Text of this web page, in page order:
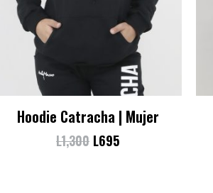
Hoodie Catracha | Mujer
L1,300 L695